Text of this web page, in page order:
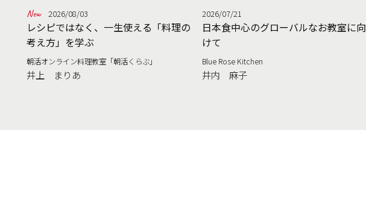
2026/08/03
レシピではなく、一生使える「料理の
考え方」を学ぶ
朝活オンライン料理教室「朝活くらぶ」
井上 まりあ
2026/07/21
日本食中心のグローバルなお教室に向
けて
Blue Rose Kitchen
井内 麻子